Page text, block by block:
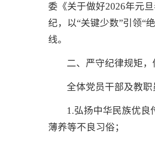
委《关于做好2026年元
纪，以“关键少数”引领“
线。
二、严守纪律规矩
全体党员干部及教
1.弘扬中华民族优良
薄养等不良习俗；